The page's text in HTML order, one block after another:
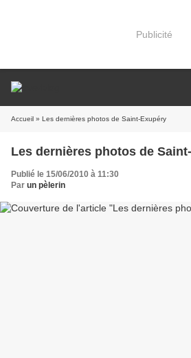
Publicité
Accueil » Les dernières photos de Saint-Exupéry
Les dernières photos de
Publié le 15/06/2010 à 11:30
Par un pèlerin